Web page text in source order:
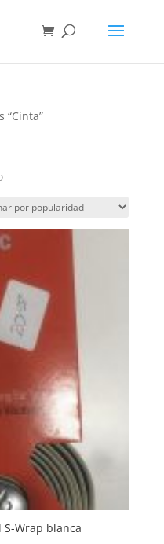
Wrap blanca